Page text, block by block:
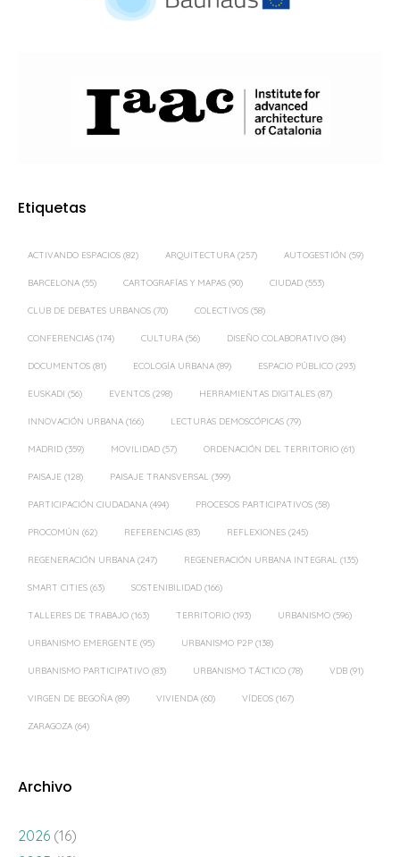
Etiquetas
ACTIVANDO ESPACIOS (82) ARQUITECTURA (257) AUTOGESTIÓN (59)
BARCELONA (55) CARTOGRAFÍAS Y MAPAS (90) CIUDAD (553)
CLUB DE DEBATES URBANOS (70) COLECTIVOS (58)
CONFERENCIAS (174) CULTURA (56) DISEÑO COLABORATIVO (84)
DOCUMENTOS (81) ECOLOGÍA URBANA (89) ESPACIO PÚBLICO (293)
EUSKADI (56) EVENTOS (298) HERRAMIENTAS DIGITALES (87)
INNOVACIÓN URBANA (166) LECTURAS DEMOSCÓPICAS (79)
MADRID (359) MOVILIDAD (57) ORDENACIÓN DEL TERRITORIO (61)
PAISAJE (128) PAISAJE TRANSVERSAL (399)
PARTICIPACIÓN CIUDADANA (494) PROCESOS PARTICIPATIVOS (58)
PROCOMÚN (62) REFERENCIAS (83) REFLEXIONES (245)
REGENERACIÓN URBANA (247) REGENERACIÓN URBANA INTEGRAL (135)
SMART CITIES (63) SOSTENIBILIDAD (166)
TALLERES DE TRABAJO (163) TERRITORIO (193) URBANISMO (596)
URBANISMO EMERGENTE (95) URBANISMO P2P (138)
URBANISMO PARTICIPATIVO (83) URBANISMO TÁCTICO (78) VDB (91)
VIRGEN DE BEGOÑA (89) VIVIENDA (60) VÍDEOS (167)
ZARAGOZA (64)
Archivo
2026 (16)